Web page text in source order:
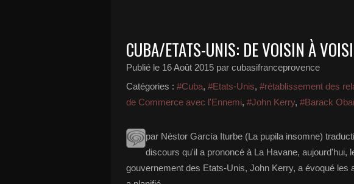
CUBA/ETATS-UNIS: DE VOISIN À
Publié le 16 Août 2015 par cubasifranceprovence
Catégories : #Cuba, #Etats-Unis, #rétablissement des
de Commerce avec l'Ennemi, #John Kerry, #Barack
par Néstor García Iturbe (La pupila insomne)
discours qu'il a prononcé à La Havane, aujourd'hui,
gouvernement des Etats-Unis, John Kerry, a évoqué les